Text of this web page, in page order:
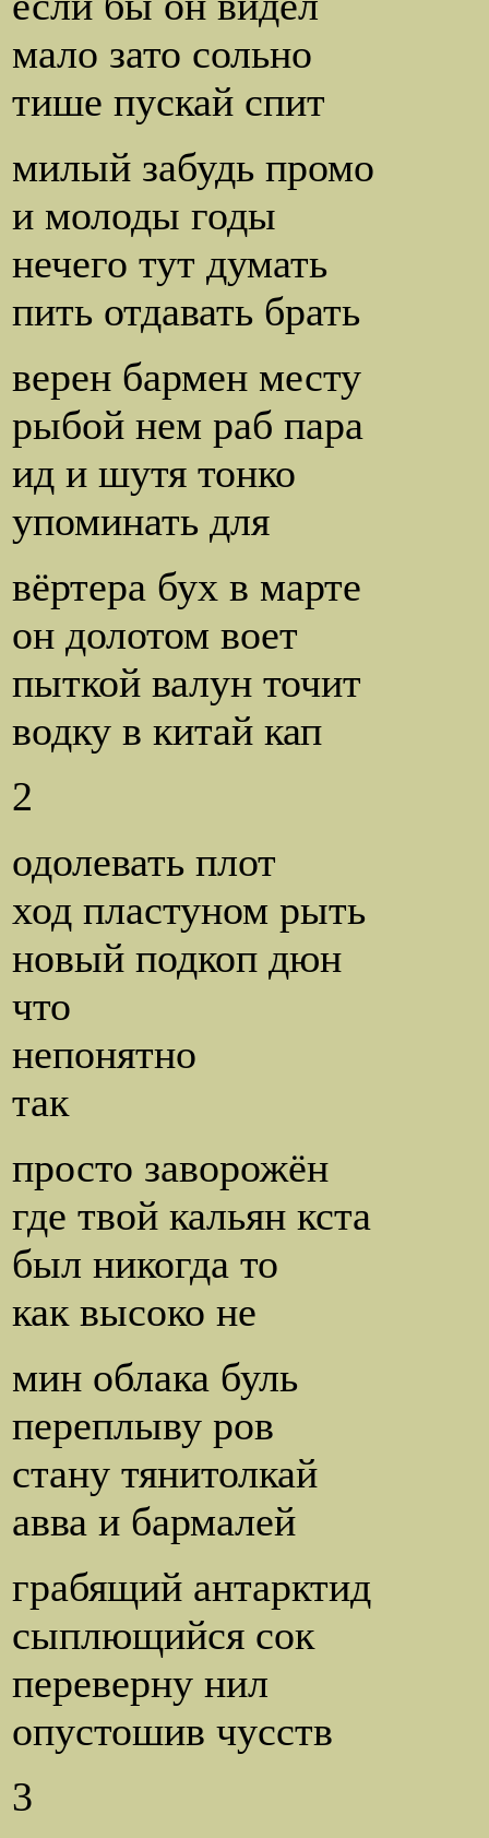
мало зато сольно
тише пускай спит
милый забудь промо
и молоды годы
нечего тут думать
пить отдавать брать
верен бармен месту
рыбой нем раб пара
ид и шутя тонко
упоминать для
вёртера бух в марте
он долотом воет
пыткой валун точит
водку в китай кап
2
одолевать плот
ход пластуном рыть
новый подкоп дюн
что
непонятно
так
просто заворожён
где твой кальян кста
был никогда то
как высоко не
мин облака буль
переплыву ров
стану тянитолкай
авва и бармалей
грабящий антарктид
сыплющийся сок
переверну нил
опустошив чусств
3